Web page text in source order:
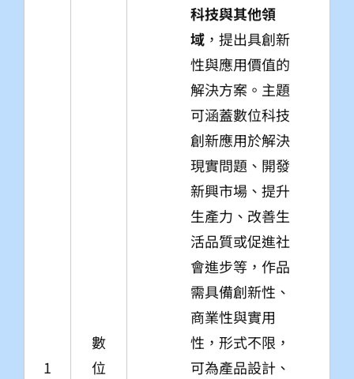
1
數
位
科技與其他領
域 ，提出具創新
性與應用價值的
解決方案。主題
可涵蓋數位科技
創新應用於解決
現實問題、開發
新興市場、提升
生產力、改善生
活品質或促進社
會進步等，作品
需具備創新性、
商業性與實用
性，形式不限，
可為產品設計、